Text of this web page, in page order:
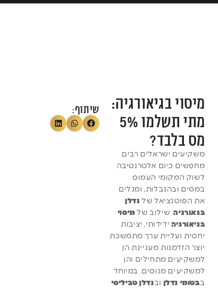
שיתוף:
מיסוי בגיאורגיה:
מתי תשלמו 5%
מס בלבד?
משקיעים ישראלים רבים
מחפשים כיום אלטרנטיבה
לשוק המקומי העמוס
במסים ובהגבלות, ומגלים
את הפוטנציאל של נדלן
בגאורגיה. שילוב של מיסוי
בגיאורגיה ידידותי, יציבות
יחסית ועליית ערך מתמשכת
יוצר הזדמנות מעניינת הן
למשקיעים מתחילים והן
למשקיעים מנוסים. במיוחד
בבטומי נדלן וב נדלן טביליסי